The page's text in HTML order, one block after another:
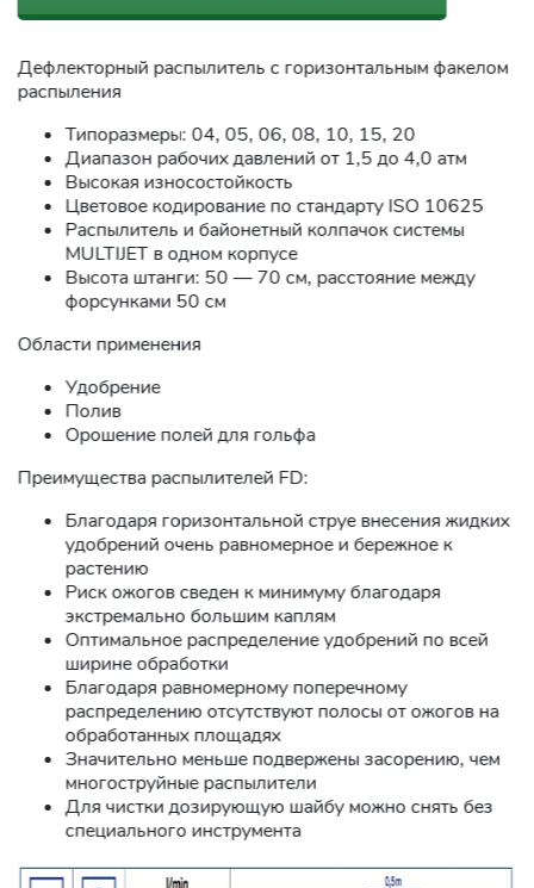
Дефлекторный распылитель с горизонтальным факелом
распыления
Типоразмеры: 04, 05, 06, 08, 10, 15, 20
Диапазон рабочих давлений от 1,5 до 4,0 атм
Высокая износостойкость
Цветовое кодирование по стандарту ISO 10625
Распылитель и байонетный колпачок системы
MULTIJET в одном корпусе
Высота штанги: 50 — 70 см, расстояние между
форсунками 50 см
Области применения
Удобрение
Полив
Орошение полей для гольфа
Преимущества распылителей FD:
Благодаря горизонтальной струе внесения жидких
удобрений очень равномерное и бережное к
растению
Риск ожогов сведен к минимуму благодаря
экстремально большим каплям
Оптимальное распределение удобрений по всей
ширине обработки
Благодаря равномерному поперечному
распределению отсутствуют полосы от ожогов на
обработанных площадях
Значительно меньше подвержены засорению, чем
многоструйные распылители
Для чистки дозирующую шайбу можно снять без
специального инструмента